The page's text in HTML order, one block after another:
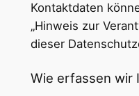
Kontaktdaten
„Hinweis zur
dieser
Wie erfassen wir